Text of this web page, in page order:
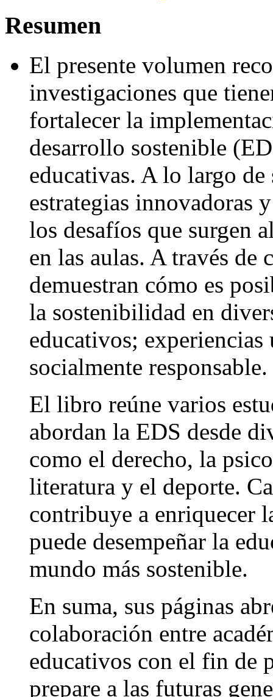
Resumen
El presente volumen
investigaciones que
fortalecer la
desarrollo sostenible
educativas. A lo largo de
estrategias innovadoras
los desafíos que surgen
en las aulas. A través de
demuestran cómo es
la sostenibilidad en
educativos;
socialmente responsable.
El libro reúne varios
abordan la EDS desde
como el derecho, la
literatura y el deporte.
contribuye a enriquecer
puede desempeñar la
mundo más sostenible.
En suma, sus páginas
colaboración entre
educativos con el fin de
prepare a las futuras